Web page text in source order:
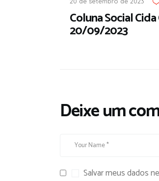
Coluna Social
20/09/2023
Deixe um
Salvar meus dados